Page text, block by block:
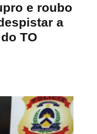
e roubo
a
TO